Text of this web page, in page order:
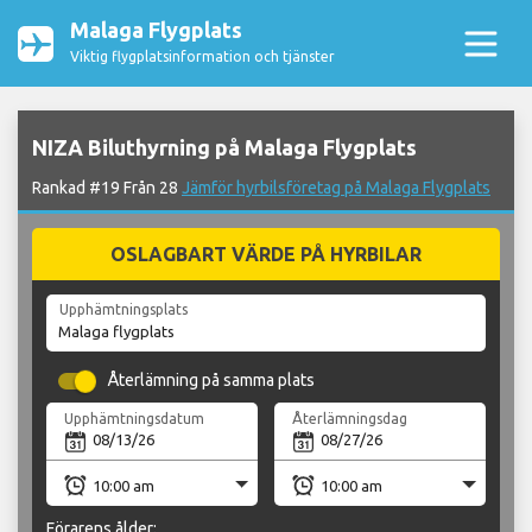
Malaga Flygplats
Viktig flygplatsinformation och tjänster
NIZA Biluthyrning på Malaga Flygplats
Rankad #19 Från 28 Jämför hyrbilsföretag på Malaga Flygplats
OSLAGBART VÄRDE PÅ HYRBILAR
Upphämtningsplats
Återlämning på samma plats
Upphämtningsdatum Återlämningsdag